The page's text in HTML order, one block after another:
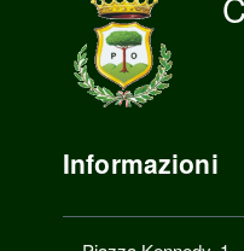
Informazioni